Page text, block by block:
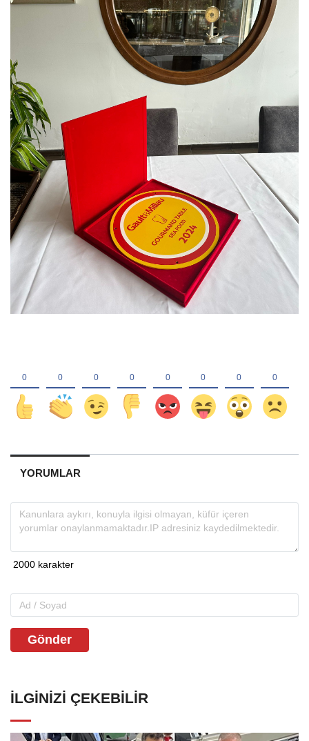
YORUMLAR
Gönder
İLGINIZI ÇEKEBILIR